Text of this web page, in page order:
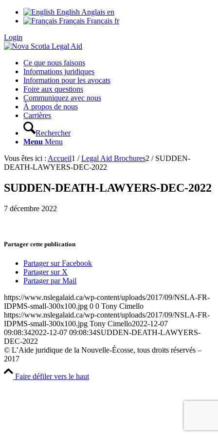
English Anglais en
Français Français fr
Login
Ce que nous faisons
Informations juridiques
Information pour les avocats
Foire aux questions
Communiquez avec nous
À propos de nous
Carrières
Rechercher
Menu Menu
Vous êtes ici : Accueil1 / Legal Aid Brochures2 / SUDDEN-
DEATH-LAWYERS-DEC-2022
SUDDEN-DEATH-LAWYERS-DEC-2022
7 décembre 2022
Partager cette publication
Partager sur Facebook
Partager sur X
Partager par Mail
https://www.nslegalaid.ca/wp-content/uploads/2017/09/NSLA-FR-
IDPMS-small-300x100.jpg 0 0 Tony Cimello
https://www.nslegalaid.ca/wp-content/uploads/2017/09/NSLA-FR-
IDPMS-small-300x100.jpg Tony Cimello2022-12-07
09:08:342022-12-07 09:08:34SUDDEN-DEATH-LAWYERS-
DEC-2022
© L’Aide juridique de la Nouvelle-Écosse, tous droits réservés –
2017
Faire défiler vers le haut